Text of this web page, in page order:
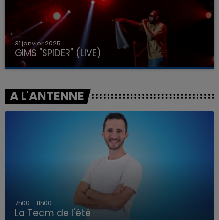
31 janvier 2025
GIMS "SPIDER" (LIVE)
A L'ANTENNE
7h00 - 11h00
La Team de l'été